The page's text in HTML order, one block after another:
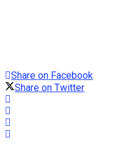
Share on Facebook
Share on Twitter